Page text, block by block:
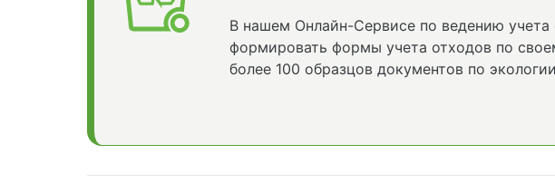
В нашем Онлайн-Сервисе по ведению
формировать формы учета отходов по
более 100 образцов документов по